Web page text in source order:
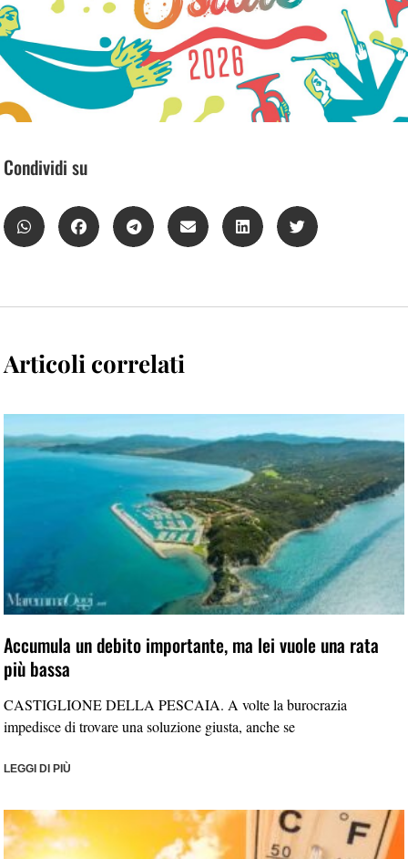
Condividi su
Articoli correlati
Accumula un debito importante, ma lei vuole una rata
più bassa
CASTIGLIONE DELLA PESCAIA. A volte la burocrazia
impedisce di trovare una soluzione giusta, anche se
LEGGI DI PIÙ